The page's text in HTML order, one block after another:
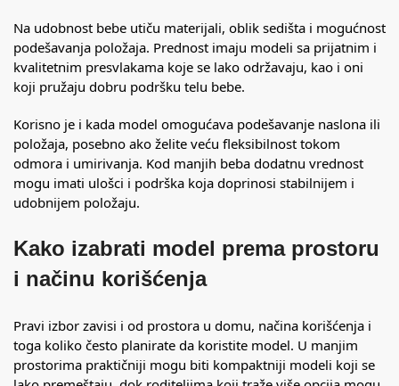
Na udobnost bebe utiču materijali, oblik sedišta i mogućnost
podešavanja položaja. Prednost imaju modeli sa prijatnim i
kvalitetnim presvlakama koje se lako održavaju, kao i oni
koji pružaju dobru podršku telu bebe.
Korisno je i kada model omogućava podešavanje naslona ili
položaja, posebno ako želite veću fleksibilnost tokom
odmora i umirivanja. Kod manjih beba dodatnu vrednost
mogu imati ulošci i podrška koja doprinosi stabilnijem i
udobnijem položaju.
Kako izabrati model prema prostoru
i načinu korišćenja
Pravi izbor zavisi i od prostora u domu, načina korišćenja i
toga koliko često planirate da koristite model. U manjim
prostorima praktičniji mogu biti kompaktniji modeli koji se